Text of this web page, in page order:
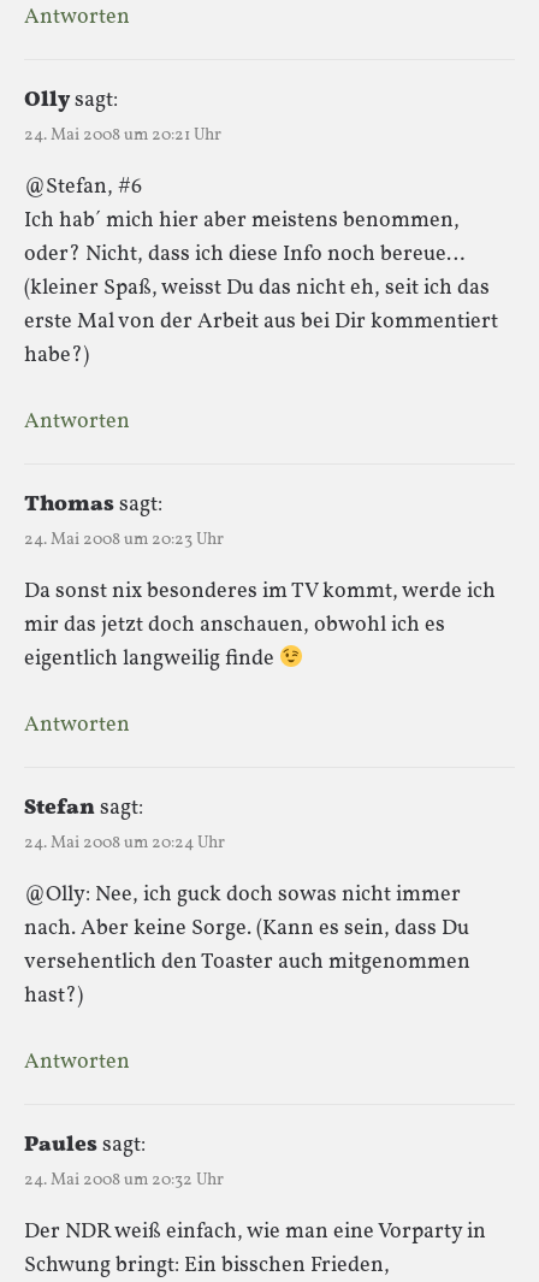
Antworten
Ollysagt:
24. Mai 2008 um 20:21 Uhr
@Stefan, #6
Ich hab´ mich hier aber meistens benommen,
oder? Nicht, dass ich diese Info noch bereue…
(kleiner Spaß, weisst Du das nicht eh, seit ich das
erste Mal von der Arbeit aus bei Dir kommentiert
habe?)
Antworten
Thomassagt:
24. Mai 2008 um 20:23 Uhr
Da sonst nix besonderes im TV kommt, werde ich
mir das jetzt doch anschauen, obwohl ich es
eigentlich langweilig finde
Antworten
Stefansagt:
24. Mai 2008 um 20:24 Uhr
@Olly: Nee, ich guck doch sowas nicht immer
nach. Aber keine Sorge. (Kann es sein, dass Du
versehentlich den Toaster auch mitgenommen
hast?)
Antworten
Paulessagt:
24. Mai 2008 um 20:32 Uhr
Der NDR weiß einfach, wie man eine Vorparty in
Schwung bringt: Ein bisschen Frieden,